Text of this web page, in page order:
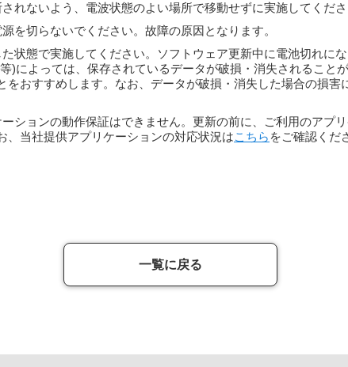
れないよう、電波状態のよい場所で移動せずに実施してくだ
を切らないでください。故障の原因となります。
状態で実施してください。ソフトウェア更新中に電池切れに
)によっては、保存されているデータが破損・消失されること
をおすすめします。なお、データが破損・消失した場合の損
ションの動作保証はできません。更新の前に、ご利用のアプ
、当社提供アプリケーションの対応状況はこちら をご確認くだ
一覧に戻る